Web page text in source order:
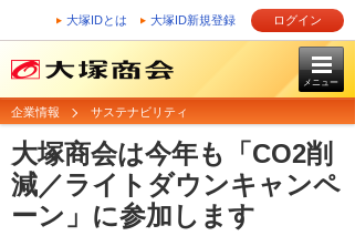
大塚IDとは 大塚ID新規登録 ログイン
メニュー
企業情報 サステナビリティ
大塚商会は今年も「CO2削
減／ライトダウンキャンペ
ーン」に参加します